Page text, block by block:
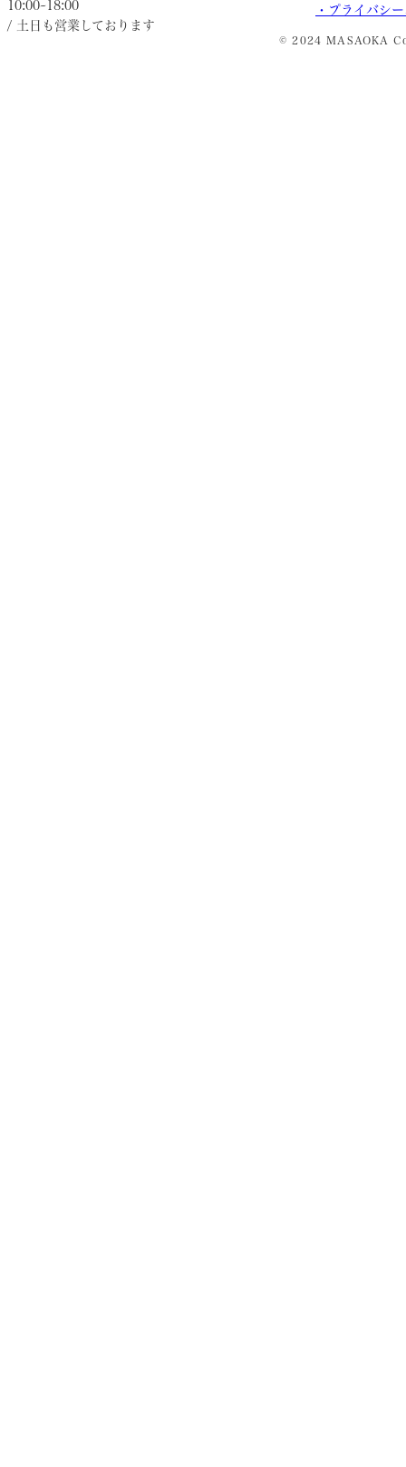
10:00~18:00
/ 土日も営業しております
・ プライバシ
© 2024 MASAOKA